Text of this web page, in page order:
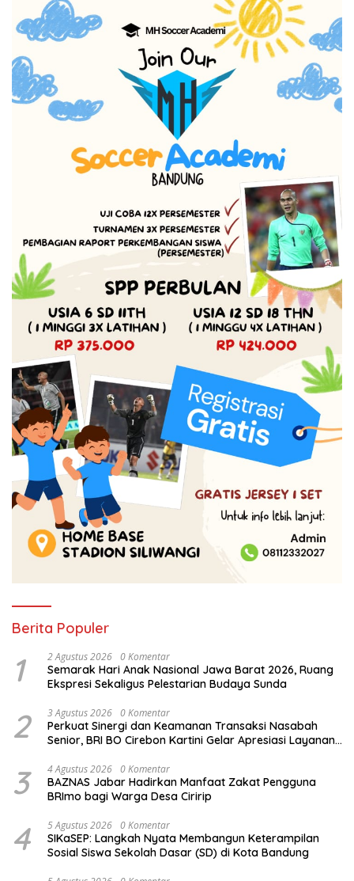
Berita Populer
1 2 Agustus 2026 0 Komentar
Semarak Hari Anak Nasional Jawa Barat 2026, Ruang
Ekspresi Sekaligus Pelestarian Budaya Sunda
2 3 Agustus 2026 0 Komentar
Perkuat Sinergi dan Keamanan Transaksi Nasabah
Senior, BRI BO Cirebon Kartini Gelar Apresiasi Layanan
3 4 Agustus 2026 0 Komentar
BAZNAS Jabar Hadirkan Manfaat Zakat Pengguna
BRImo bagi Warga Desa Ciririp
4 5 Agustus 2026 0 Komentar
SIKaSEP: Langkah Nyata Membangun Keterampilan
Sosial Siswa Sekolah Dasar (SD) di Kota Bandung